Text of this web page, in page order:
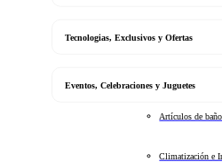
Tecnologias, Exclusivos y Ofertas
Eventos, Celebraciones y Juguetes
Artículos de baño
Climatización e